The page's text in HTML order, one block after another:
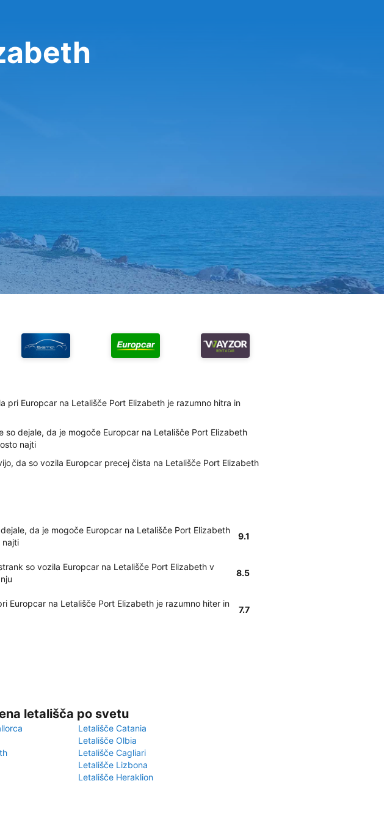
pri Europcar na Letališče Port Elizabeth je razumno hitra in
so dejale, da je mogoče Europcar na Letališče Port Elizabeth
najti
da so vozila Europcar precej čista na Letališče Port Elizabeth
da je mogoče Europcar na Letališče Port Elizabeth
najti
9.1
so vozila Europcar na Letališče Port Elizabeth v
8.5
Europcar na Letališče Port Elizabeth je razumno hiter in
7.7
letališča po svetu
Letališče Catania
Letališče Olbia
Letališče Cagliari
Letališče Lizbona
Letališče Heraklion